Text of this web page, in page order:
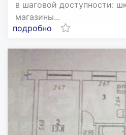
в шаговой доступности:
магазины...
подробно